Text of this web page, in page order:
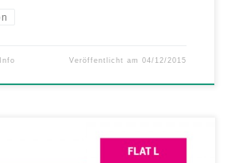
Veröffentlicht am04/12/2015